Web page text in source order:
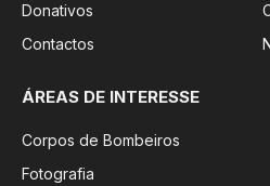
Donativos
Contactos
ÁREAS DE INTERESSE
Corpos de Bombeiros
Fotografia